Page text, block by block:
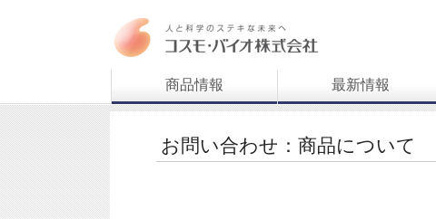
商品情報 最新情報
お問い合わせ：商品について